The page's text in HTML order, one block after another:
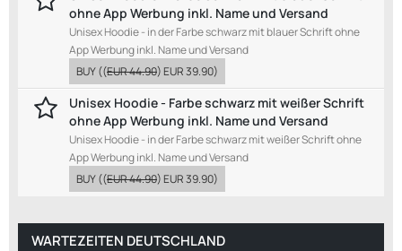
ohne App Werbung inkl. Name und Versand
Unisex Hoodie - in der Farbe schwarz mit blauer Schrift ohne
App Werbung inkl. Name und Versand
BUY((EUR 44.90)EUR 39.90)
Unisex Hoodie - Farbe schwarz mit weißer Schrift
ohne App Werbung inkl. Name und Versand
Unisex Hoodie - in der Farbe schwarz mit weißer Schrift ohne
App Werbung inkl. Name und Versand
BUY((EUR 44.90)EUR 39.90)
WARTEZEITEN DEUTSCHLAND